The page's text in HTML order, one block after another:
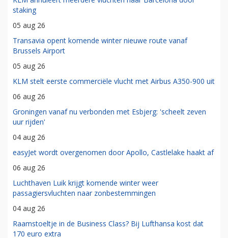
staking
05 aug 26
Transavia opent komende winter nieuwe route vanaf
Brussels Airport
05 aug 26
KLM stelt eerste commerciële vlucht met Airbus A350-900 uit
06 aug 26
Groningen vanaf nu verbonden met Esbjerg: 'scheelt zeven
uur rijden'
04 aug 26
easyJet wordt overgenomen door Apollo, Castlelake haakt af
06 aug 26
Luchthaven Luik krijgt komende winter weer
passagiersvluchten naar zonbestemmingen
04 aug 26
Raamstoeltje in de Business Class? Bij Lufthansa kost dat
170 euro extra